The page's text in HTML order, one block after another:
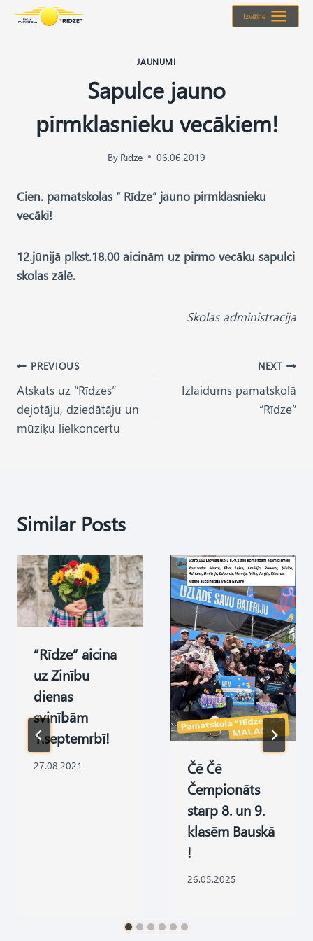
Izvēlne
JAUNUMI
Sapulce jauno
pirmklasnieku vecākiem!
By Rīdze 06.06.2019
Cien. pamatskolas ” Rīdze” jauno pirmklasnieku
vecāki!
12.jūnijā plkst.18.00 aicinām uz pirmo vecāku sapulci
skolas zālē.
Skolas administrācija
Post
navigation
PREVIOUS
Atskats uz “Rīdzes”
dejotāju, dziedātāju un
mūziķu lielkoncertu
NEXT
Izlaidums pamatskolā
“Rīdze”
Similar Posts
“Rīdze” aicina
uz Zinību
dienas
svinībām
1.septemrbī!
27.08.2021
Čē Čē
Čempionāts
starp 8. un 9.
klasēm Bauskā
!
26.05.2025